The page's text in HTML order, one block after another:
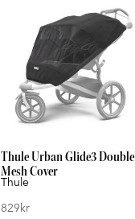
Thule Urban Glide3 Double
Mesh Cover
Thule
829kr